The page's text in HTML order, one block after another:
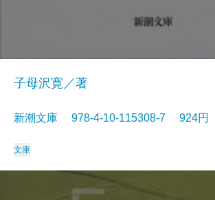
子母沢寛／著
新潮文庫 978-4-10-115308-7 924円
文庫